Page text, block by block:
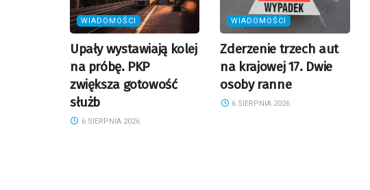
WIADOMOŚCI
Upały wystawiają kolej
na próbę. PKP
zwiększa gotowość
służb
6 SIERPNIA 2026
WIADOMOŚCI
Zderzenie trzech aut
na krajowej 17. Dwie
osoby ranne
6 SIERPNIA 2026